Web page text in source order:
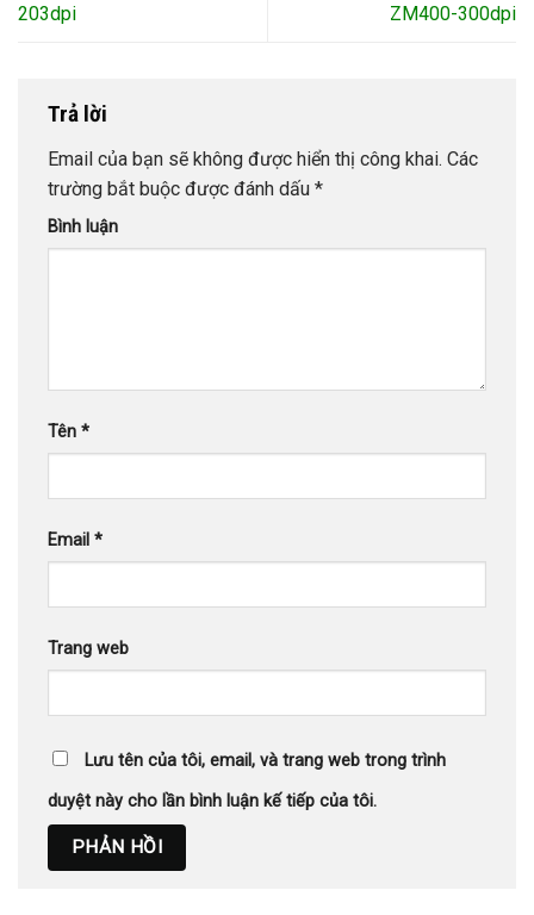
203dpi
ZM400-300dpi
Trả lời
Email của bạn sẽ không được hiển thị công khai. Các
trường bắt buộc được đánh dấu *
Bình luận
Tên *
Email *
Trang web
Lưu tên của tôi, email, và trang web trong trình
duyệt này cho lần bình luận kế tiếp của tôi.